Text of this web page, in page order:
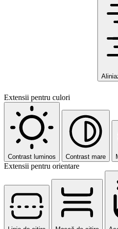
Extensii pentru culori
Contrast luminos Contrast mare
Extensii pentru orientare